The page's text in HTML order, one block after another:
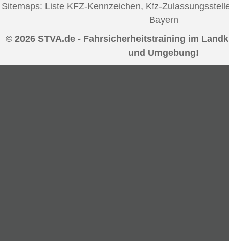
Sitemaps: Liste KFZ-Kennzeichen, Kfz-
Bayern
© 2026 STVA.de - Fahrsicherheitstraining im
und Umgebung!